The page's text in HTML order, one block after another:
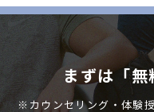
まずは「
※カウンセリング・体験